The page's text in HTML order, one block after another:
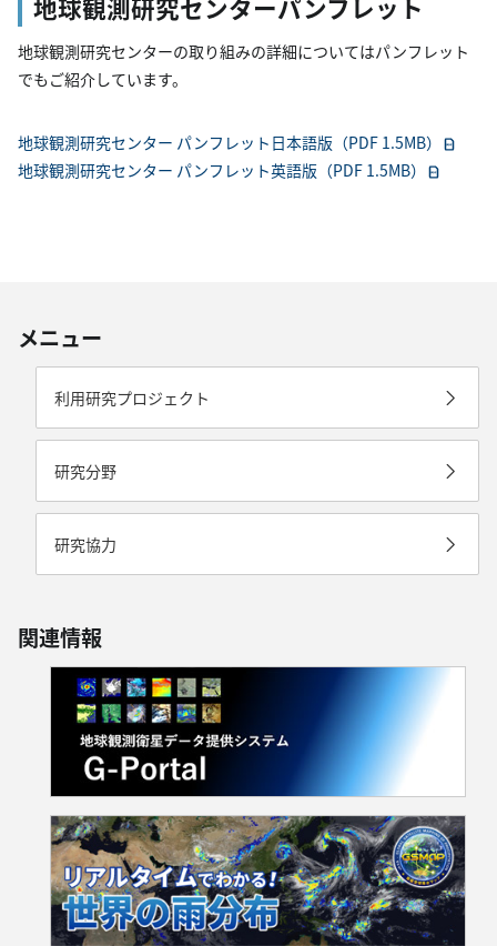
地球観測研究センターパンフレット​
地球観測研究センターの取り組みの詳細についてはパンフレット
でもご紹介しています。​
地球観測研究センター パンフレット日本語版（PDF 1.5MB）​
地球観測研究センター パンフレット英語版（PDF 1.5MB）​
メニュー
利用研究プロジェクト
研究分野
研究協力
関連情報